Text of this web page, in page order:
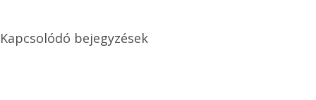
Kapcsolódó bejegyzések